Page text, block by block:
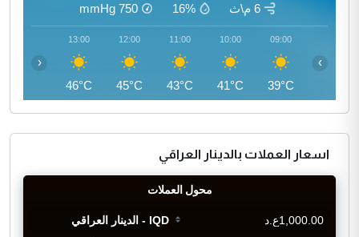
6 م\ث 16%
750
mmHg
09:00
39°C
10:00
41°C
11:00
43°C
12:00
45°C
13:00
46°C
‹ ›
اسعار العملات بالدينار العراقي